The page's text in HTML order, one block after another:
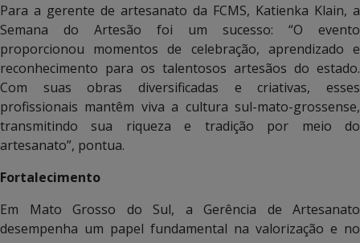
Para a gerente de artesanato da FCMS, Katienka Klain, a
Semana do Artesão foi um sucesso: “O evento
proporcionou momentos de celebração, aprendizado e
reconhecimento para os talentosos artesãos do estado.
Com suas obras diversificadas e criativas, esses
profissionais mantêm viva a cultura sul-mato-grossense,
transmitindo sua riqueza e tradição por meio do
artesanato”, pontua.
Fortalecimento
Em Mato Grosso do Sul, a Gerência de Artesanato
desempenha um papel fundamental na valorização e no